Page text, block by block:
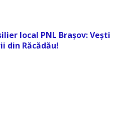
local PNL Brașov: Vești
din Răcădău!